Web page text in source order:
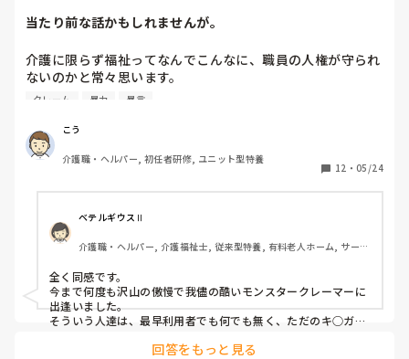
当たり前な話かもしれませんが。
介護に限らず福祉ってなんでこんなに、職員の人権が守られ
ないのかと常々思います。
いる感じは否めません。
特に、利用者からの暴力・暴言、家族からのクレームをいつ
までも我慢するのは心情としておかしいのではと思います。
介護職員というより福祉人として間違っている考えだとは思
いますが、割りきって仕事をしていく必要があるのでしょう
心身をやられたりしたら、介護職員をやりたくなくなると思
うんですよね。
クレーム 暴力 暴言
こう
介護職・ヘルパー, 初任者研修, ユニット型特養
12 ・ 05/24
ベテルギウスⅡ
介護職・ヘルパー, 介護福祉士, 従来型特養, 有料老人ホーム, サービ
ット型特養
全く同感です。
今まで何度も沢山の傲慢で我儘の酷いモンスタークレーマーに
出逢いました。
そういう人達は、最早利用者でも何でも無く、ただのキ○ガイ
無理難題を言って来るこの人達には、毅然とした態度や対応が
回答をもっと見る